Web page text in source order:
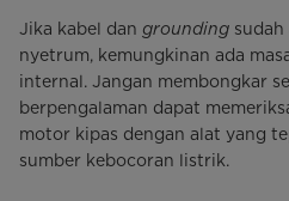
Jika kabel dan grounding
nyetrum, kemungkinan ada
internal. Jangan membongkar
berpengalaman dapat
motor kipas dengan alat yang
sumber kebocoran listrik.